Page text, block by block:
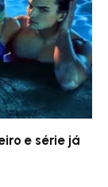
e série já